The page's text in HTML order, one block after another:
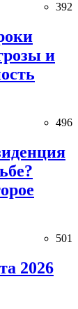
392
и
496
501
2026